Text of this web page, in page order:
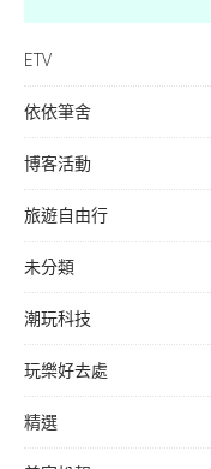
ETV
依依筆舍
博客活動
旅遊自由行
未分類
潮玩科技
玩樂好去處
精選